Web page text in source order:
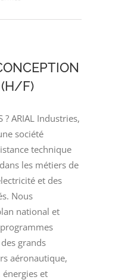
DE
(H/F)
? ARIAL Industries,
société
technique
les métiers de
et des
Nous
national et
grands
aéronautique,
et